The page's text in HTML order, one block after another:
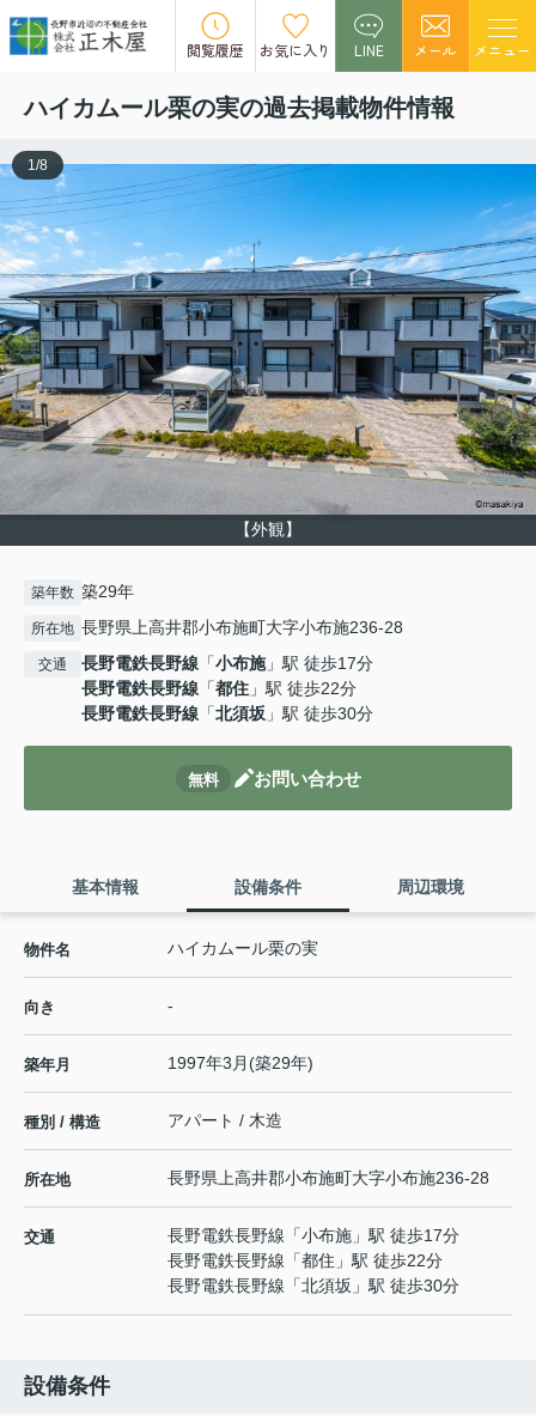
閲覧履歴 お気に入り LINE メール メニュー
この物件の募集は終了しました。
ハイカムール栗の実の過去掲載物件情報
【外観】
1/8
築年数 築29年
所在地 長野県上高井郡小布施町大字小布施236-28
交通 長野電鉄長野線 「小布施」駅 徒歩17分
長野電鉄長野線 「都住 」駅 徒歩22分
長野電鉄長野線 「北須坂 」駅 徒歩30分
無料 お問い合わせ
基本情報 設備条件 周辺環境
物件名 ハイカムール栗の実
向き -
築年月 1997年3月(築29年)
種別 / 構造 アパート / 木造
所在地 長野県上高井郡小布施町大字小布施236-28
交通 長野電鉄長野線 「小布施 」駅 徒歩17分
長野電鉄長野線 「都住 」駅 徒歩22分
長野電鉄長野線 「北須坂 」駅 徒歩30分
設備条件